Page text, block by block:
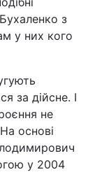
з
у них кого
за дійсне. І
не
основі
у 2004